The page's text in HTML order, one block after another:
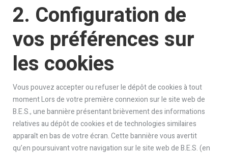
2. Configuration de
vos préférences sur
les cookies
Vous pouvez accepter ou refuser le dépôt de cookies à tout
moment Lors de votre première connexion sur le site web de
B.E.S., une bannière présentant brièvement des informations
relatives au dépôt de cookies et de technologies similaires
apparaît en bas de votre écran. Cette bannière vous avertit
qu’en poursuivant votre navigation sur le site web de B.E.S. (en